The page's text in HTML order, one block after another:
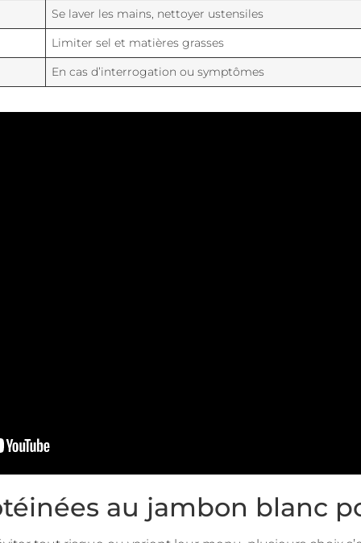
Se laver les mains, nettoyer ustensiles
Limiter sel et matières grasses
En cas d’interrogation ou symptômes
au jambon blanc